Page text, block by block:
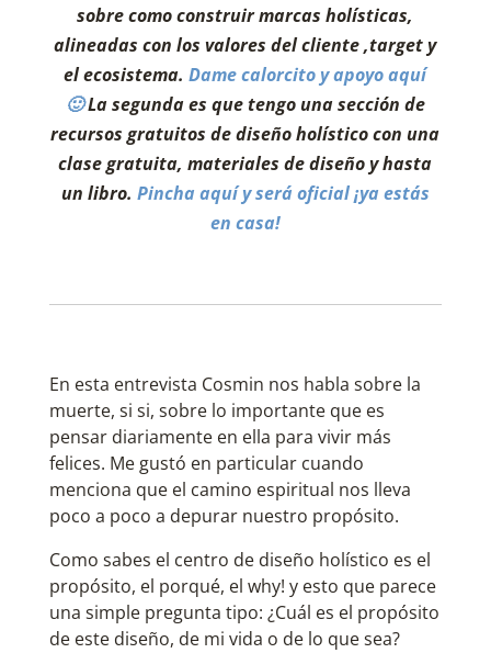
sobre como construir marcas holísticas,
alineadas con los valores del cliente ,target y
el ecosistema. Dame calorcito y apoyo aquí
🙂La segunda es que tengo una sección de
recursos gratuitos de diseño holístico con una
clase gratuita, materiales de diseño y hasta
un libro. Pincha aquí y será oficial ¡ya estás
en casa!
En esta entrevista Cosmin nos habla sobre la
muerte, si si, sobre lo importante que es
pensar diariamente en ella para vivir más
felices. Me gustó en particular cuando
menciona que el camino espiritual nos lleva
poco a poco a depurar nuestro propósito.
Como sabes el centro de diseño holístico es el
propósito, el porqué, el why! y esto que parece
una simple pregunta tipo: ¿Cuál es el propósito
de este diseño, de mi vida o de lo que sea?